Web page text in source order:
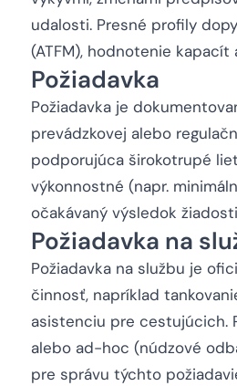
udalosti. Presné profily
(ATFM), hodnotenie kapacít
Požiadavka
Požiadavka je
prevádzkovej alebo
podporujúca širokotrupé
výkonnostné (napr.
očakávaný výsledok
Požiadavka na
Požiadavka na službu je
činnosť, napríklad
asistenciu pre cestujúcich.
alebo ad-hoc (núdzové
pre správu týchto